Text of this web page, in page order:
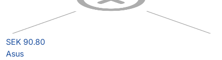
SEK 90.80
Asus